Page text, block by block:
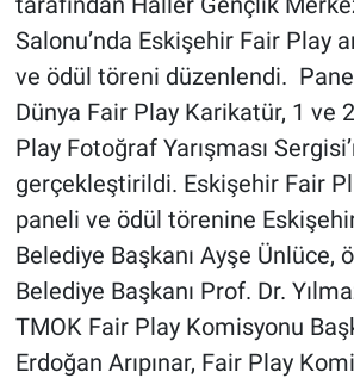
Salonu’nda Eskişehir Fair Play
ve ödül töreni düzenlendi.
Dünya Fair Play Karikatür, 1 ve
Play Fotoğraf Yarışması
gerçekleştirildi. Eskişehir Fair
paneli ve ödül törenine
Belediye Başkanı Ayşe Ünlüce,
Belediye Başkanı Prof. Dr.
TMOK Fair Play Komisyonu
Erdoğan Arıpınar, Fair Play